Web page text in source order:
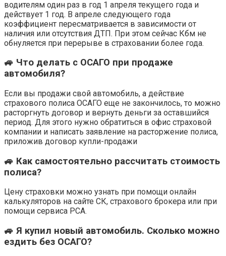
водителям один раз в год 1 апреля текущего года и
действует 1 год. В апреле следующего года
коэффициент пересматривается в зависимости от
наличия или отсутствия ДТП. При этом сейчас Кбм не
обнуляется при перерыве в страховании более года.
🚙 Что делать с ОСАГО при продаже
автомобиля?
Если вы продажи свой автомобиль, а действие
страхового полиса ОСАГО еще не закончилось, то можно
расторгнуть договор и вернуть деньги за оставшийся
период. Для этого нужно обратиться в офис страховой
компании и написать заявление на расторжение полиса,
приложив договор купли-продажи
🚙 Как самостоятельно рассчитать стоимость
полиса?
Цену страховки можно узнать при помощи онлайн
калькуляторов на сайте СК, страхового брокера или при
помощи сервиса РСА.
🚙 Я купил новый автомобиль. Сколько можно
ездить без ОСАГО?